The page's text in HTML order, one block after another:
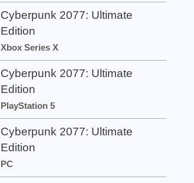
Cyberpunk 2077: Ultimate
Edition
Xbox Series X
Cyberpunk 2077: Ultimate
Edition
PlayStation 5
Cyberpunk 2077: Ultimate
Edition
PC